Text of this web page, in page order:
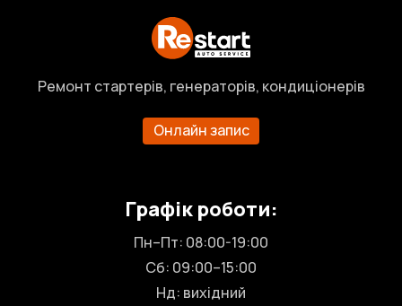
Ремонт стартерів, генераторів, кондиціонерів
Онлайн запис
Графік роботи:
Пн–Пт: 08:00-19:00
Сб: 09:00–15:00
Нд: вихідний